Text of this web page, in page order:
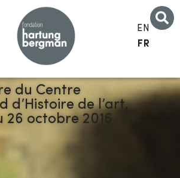
EN
FR
du Centre
d’Histoire de l’art,
26 octobre 2016